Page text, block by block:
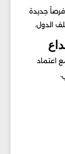
فرصاً جديدة
الدول.
اعتماد